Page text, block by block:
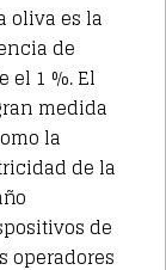
oliva es la
de
el 1 %. El
medida
la
de la
de
operadores